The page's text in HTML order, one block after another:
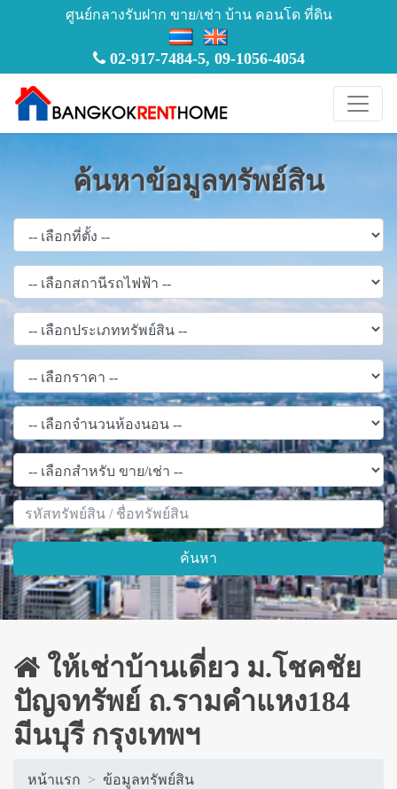
ศูนย์กลางรับฝาก ขาย/เช่า บ้าน คอนโด ที่ดิน
02-917-7484-5, 09-1056-4054
ค้นหาข้อมูลทรัพย์สิน
ค้นหา
ให้เช่าบ้านเดี่ยว ม.โชคชัย
ปัญจทรัพย์ ถ.รามคำแหง184
มีนบุรี กรุงเทพฯ
หน้าแรก
ข้อมูลทรัพย์สิน